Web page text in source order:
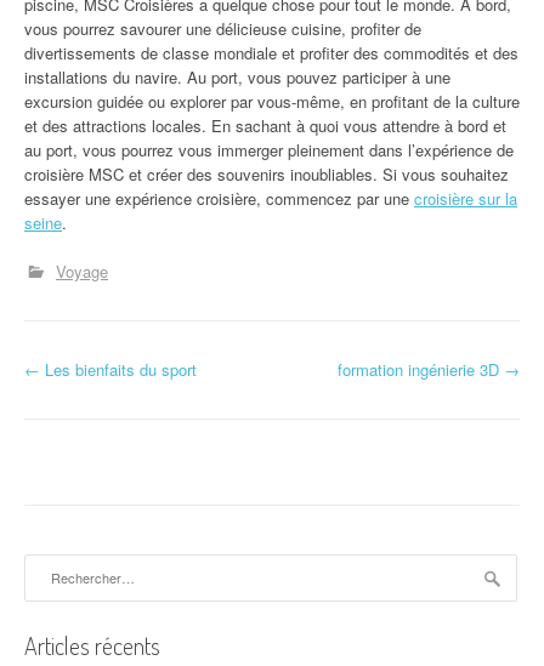
vous pourrez savourer une délicieuse cuisine, profiter de
divertissements de classe mondiale et profiter des commodités et des
installations du navire. Au port, vous pouvez participer à une
excursion guidée ou explorer par vous-même, en profitant de la culture
et des attractions locales. En sachant à quoi vous attendre à bord et
au port, vous pourrez vous immerger pleinement dans l’expérience de
croisière MSC et créer des souvenirs inoubliables. Si vous souhaitez
essayer une expérience croisière, commencez par une croisière sur la
seine.
Voyage
N
g
a
t
← Les bienfaits du sport formation ingénierie 3D →
Articles récents